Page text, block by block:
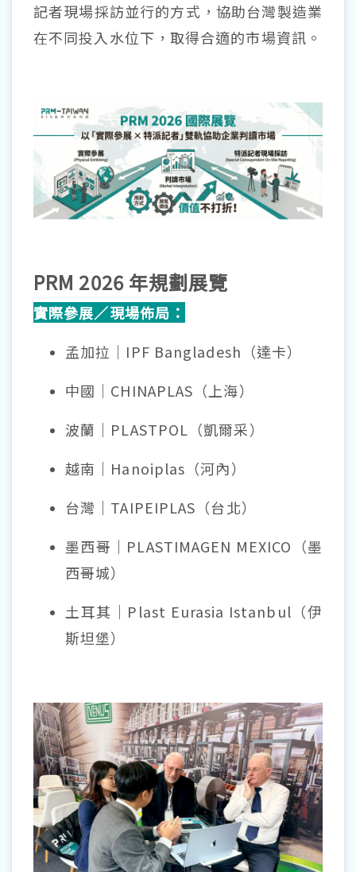
記者現場採訪並行的方式，協助台灣製造業
在不同投入水位下，取得合適的市場資訊。
PRM 2026 年規劃展覽
實際參展／現場佈局：
孟加拉｜IPF Bangladesh（達卡）
中國｜CHINAPLAS（上海）
波蘭｜PLASTPOL（凱爾采）
越南｜Hanoiplas（河內）
台灣｜TAIPEIPLAS（台北）
墨西哥｜PLASTIMAGEN MEXICO（墨
西哥城）
土耳其｜Plast Eurasia Istanbul（伊
斯坦堡）